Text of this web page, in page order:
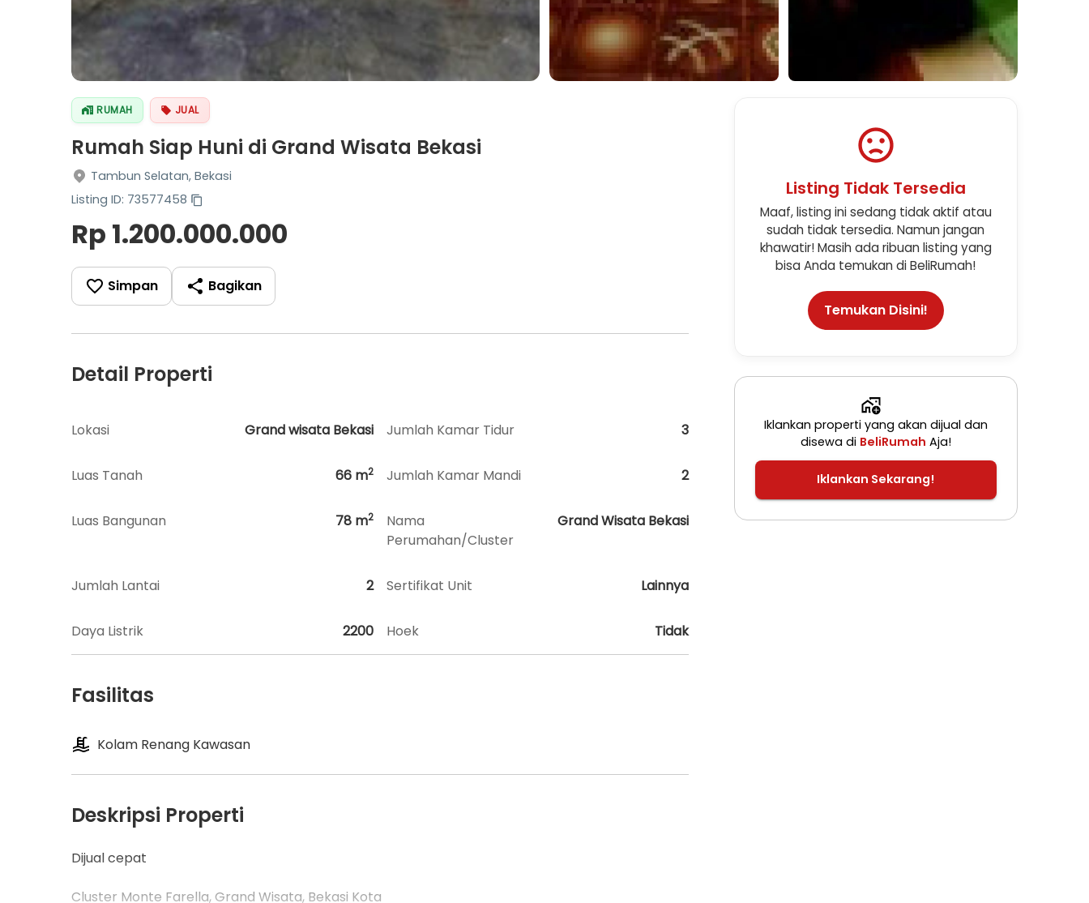
RUMAH JUAL
Rumah Siap Huni di Grand Wisata Bekasi
Tambun Selatan, Bekasi
Listing ID: 73577458
Rp 1.200.000.000
Simpan Bagikan
Detail Properti
Lokasi Grand wisata Bekasi Jumlah Kamar Tidur 3
Luas Tanah 66 m2 Jumlah Kamar Mandi 2
Luas Bangunan 78 m2
Nama
Perumahan/Cluster
Grand Wisata Bekasi
Jumlah Lantai 2 Sertifikat Unit Lainnya
Daya Listrik 2200 Hoek Tidak
Fasilitas
Kolam Renang Kawasan
Deskripsi Properti
Dijual cepat
Cluster Monte Farella, Grand Wisata, Bekasi Kota
Listing Tidak Tersedia
Maaf, listing ini sedang tidak aktif atau
sudah tidak tersedia. Namun jangan
khawatir! Masih ada ribuan listing yang
bisa Anda temukan di BeliRumah!
Temukan Disini!
Iklankan properti yang akan dijual dan
disewa di BeliRumah Aja!
Iklankan Sekarang!